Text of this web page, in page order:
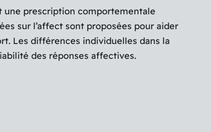
une prescription comportementale
sur l’affect sont proposées pour aider
Les différences individuelles dans la
des réponses affectives.